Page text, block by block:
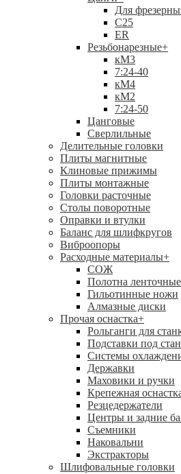
Для
С25
ER
Резьбонарезные+
кМ3
7:24-40
кМ4
кМ2
7:24-50
Цанговые
Сверлильные
Делительные головки
Плиты магнитные
Клиновые прижимы
Плиты монтажные
Головки расточные
Столы поворотные
Оправки и втулки
Баланс для шлифкругов
Виброопоры
Расходные материалы+
СОЖ
Полотна ленточные
Гильотинные ножи
Алмазные диски
Прочая оснастка+
Рольганги для
Подставки под
Системы
Державки
Маховики и ручки
Крепежная
Резцедержатели
Центры и задние
Съемники
Наковальни
Экстракторы
Шлифовальные головки